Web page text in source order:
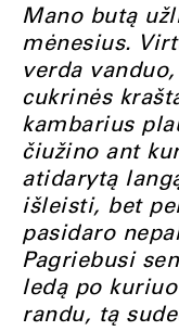
Mano butą
mėnesius.
verda
cukrinės
kambarius
čiužino ant
atidarytą
išleisti, bet
pasidaro
Pagriebusi
ledą po
randu, tą